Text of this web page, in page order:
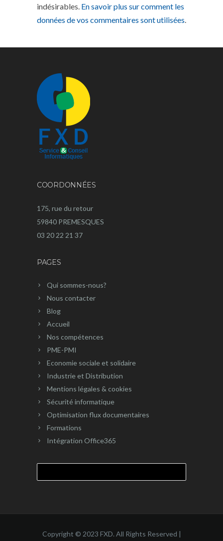
indésirables. En savoir plus sur comment les
données de vos commentaires sont utilisées.
COORDONNÉES
175, rue du retour
59840 PREMESQUES
03 20 22 21 37
PAGES
Qui sommes-nous?
Nous contacter
Blog
Accueil
Nos compétences
PME-PMI
Economie sociale et solidaire
Industrie et Distribution
Mentions légales & cookies
Sécurité informatique
Optimisation flux documentaires
Formations
Intégration Office365
Copyright © 2023 FXD. All Rights Reserved |